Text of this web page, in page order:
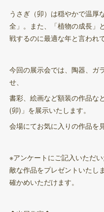
うさぎ（卯）は穏やかで温厚
全」。また、「植物の成長」
戦するのに最適な年と言われ
今回の展示会では、陶器、ガ
せ、
書彩、絵画など額装の作品な
(卯)」を展示いたします。
会場にてお気に入りの作品を
※アンケートにご記入いただ
敵な作品をプレゼントいたし
確かめいただけます。